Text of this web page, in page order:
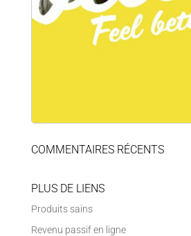
COMMENTAIRES RÉCENTS
PLUS DE LIENS
Produits sains
Revenu passif en ligne